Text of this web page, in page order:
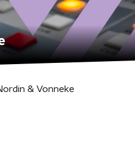
& Vonneke